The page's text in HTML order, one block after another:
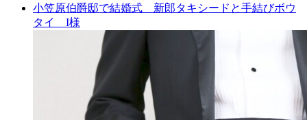
小笠原伯爵邸で結婚式 新郎タキシードと手結びボウ
タイ I様